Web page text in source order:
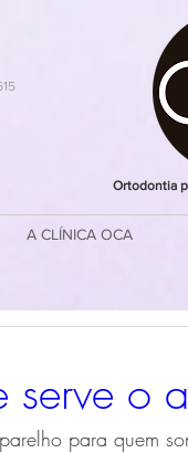
Ortodontia
A CLÍNICA OCA
serve o
para quem